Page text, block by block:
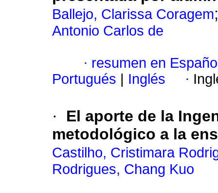
Ballejo, Clarissa Coragem
Antonio Carlos de
· resumen en
Portugués
Inglés ·
·
El aporte de la
metodológico a la
Castilho, Cristimara
Rodrigues, Chang Kuo